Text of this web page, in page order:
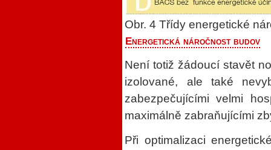
Obr. 4 Třídy energetické
Energetická náročnost budov
Není totiž žádoucí stavět
izolované, ale také
zabezpečujícími velmi
maximálně zabraňujícími
Při optimalizaci